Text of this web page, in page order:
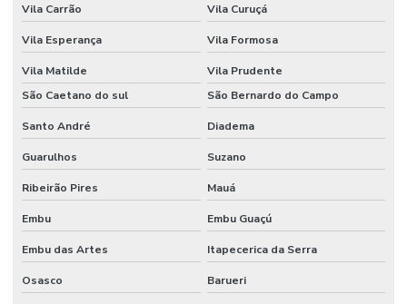
Vila Carrão Vila Curuçá
Vila Esperança Vila Formosa
Vila Matilde
Vila Prudente
São Caetano do sul
São Bernardo do Campo
Santo André Diadema
Guarulhos Suzano
Ribeirão Pires Mauá
Embu Embu Guaçú
Embu das Artes Itapecerica da Serra
Osasco Barueri